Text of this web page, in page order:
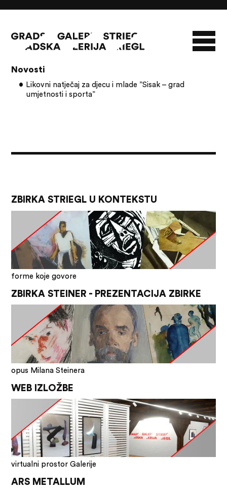
NOVOSTI
O GALERIJI
INFO
Novosti
Likovni natječaj za djecu i mlade ”Sisak – grad
umjetnosti i sporta”
ZBIRKA STRIEGL U KONTEKSTU
forme koje govore
ZBIRKA STEINER - PREZENTACIJA ZBIRKE
opus Milana Steinera
WEB IZLOŽBE
virtualni prostor Galerije
ARS METALLUM